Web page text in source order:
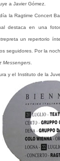
a Javier Gómez.
la Ragtime Concert
destaca en una
un repertorio
seguidores. Por la
Messengers
y el Instituto de la